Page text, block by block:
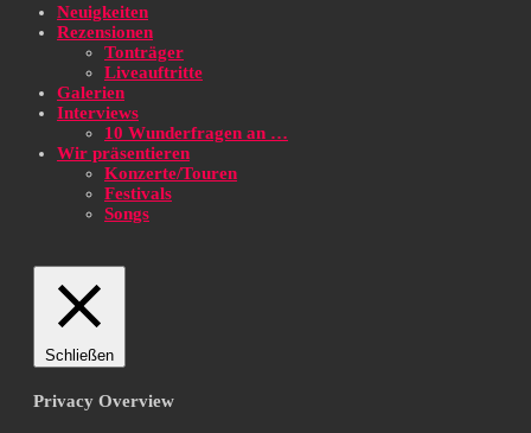
Neuigkeiten
Rezensionen
Tonträger
Liveauftritte
Galerien
Interviews
10 Wunderfragen an …
Wir präsentieren
Konzerte/Touren
Festivals
Songs
Schließen
Privacy Overview